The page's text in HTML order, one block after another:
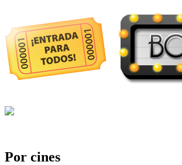
Por cines